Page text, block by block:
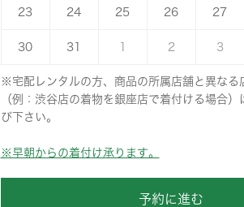
23 24 25 26 27
30 31 2 3
※宅配レンタルの方、商品の所属店舗と異なる
（例：渋谷店の着物を銀座店で着付ける場合
び下さい。
※早朝からの着付け承ります。
予約に進む